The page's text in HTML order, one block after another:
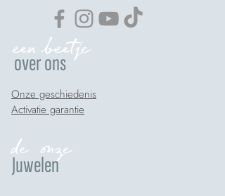
over ons
een beetje
Onze geschiedenis
Activatie garantie
de onze
Juwelen